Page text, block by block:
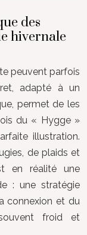
des
hivernale
peuvent parfois
adapté à un
permet de les
du « Hygge »
illustration.
de plaids et
en réalité une
: une stratégie
connexion et du
froid et